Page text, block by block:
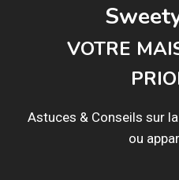
VOTRE
Astuces & Conseils sur
ou